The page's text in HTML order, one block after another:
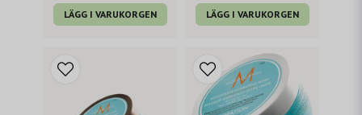
LÄGG I VARUKORGEN LÄGG I VARUKORGEN